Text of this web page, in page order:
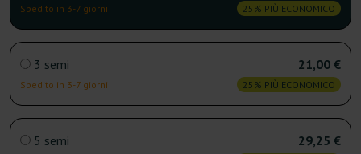
Spedito in 3-7 giorni 25% PIÙ ECONOMICO
3 semi
Spedito in 3-7 giorni
21,00 €
25% PIÙ ECONOMICO
5 semi 29,25 €